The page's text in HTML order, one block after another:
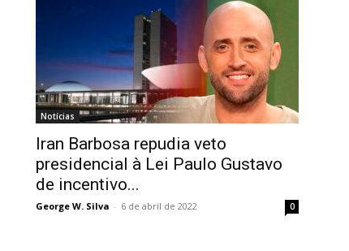
Notícias
Iran Barbosa repudia veto
presidencial à Lei Paulo Gustavo
de incentivo...
George W. Silva - 6 de abril de 2022 0